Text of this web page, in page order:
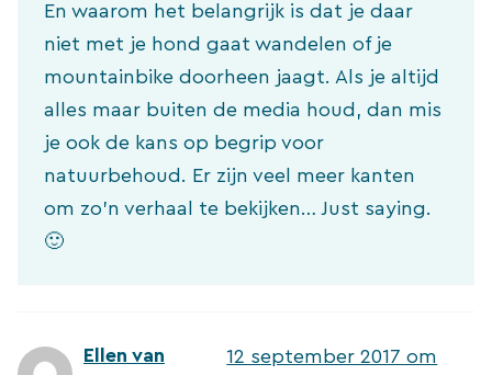
En waarom het belangrijk is dat je daar
niet met je hond gaat wandelen of je
mountainbike doorheen jaagt. Als je altijd
alles maar buiten de media houd, dan mis
je ook de kans op begrip voor
natuurbehoud. Er zijn veel meer kanten
om zo’n verhaal te bekijken… Just saying.
🙂
Ellen van
12 september 2017 om